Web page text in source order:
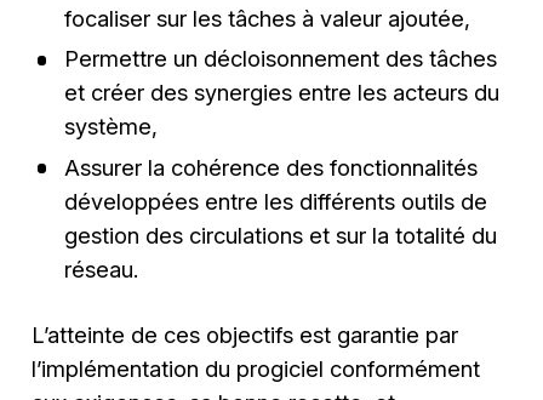
focaliser sur les tâches à valeur ajoutée,
Permettre un décloisonnement des tâches
et créer des synergies entre les acteurs du
système,
Assurer la cohérence des fonctionnalités
développées entre les différents outils de
gestion des circulations et sur la totalité du
réseau.
L’atteinte de ces objectifs est garantie par
l’implémentation du progiciel conformément